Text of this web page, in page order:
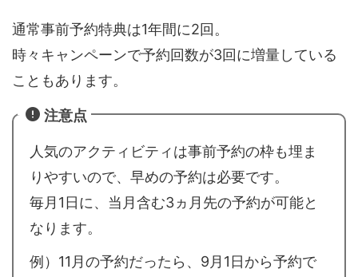
通常事前予約特典は1年間に2回。
時々キャンペーンで予約回数が3回に増量している
こともあります。
注意点
人気のアクティビティは事前予約の枠も埋ま
りやすいので、早めの予約は必要です。
毎月1日に、当月含む3ヵ月先の予約が可能と
なります。
例）11月の予約だったら、9月1日から予約で